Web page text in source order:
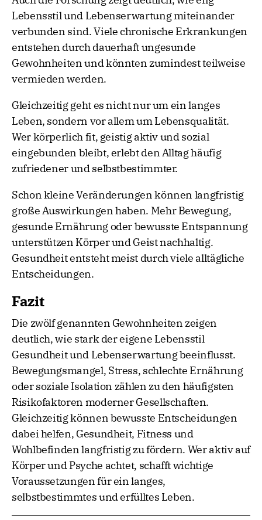
Lebensstil und Lebenserwartung miteinander
verbunden sind. Viele chronische Erkrankungen
entstehen durch dauerhaft ungesunde
Gewohnheiten und könnten zumindest teilweise
vermieden werden.
Gleichzeitig geht es nicht nur um ein langes
Leben, sondern vor allem um Lebensqualität.
Wer körperlich fit, geistig aktiv und sozial
eingebunden bleibt, erlebt den Alltag häufig
zufriedener und selbstbestimmter.
Schon kleine Veränderungen können langfristig
große Auswirkungen haben. Mehr Bewegung,
gesunde Ernährung oder bewusste Entspannung
unterstützen Körper und Geist nachhaltig.
Gesundheit entsteht meist durch viele alltägliche
Entscheidungen.
Fazit
Die zwölf genannten Gewohnheiten zeigen
deutlich, wie stark der eigene Lebensstil
Gesundheit und Lebenserwartung beeinflusst.
Bewegungsmangel, Stress, schlechte Ernährung
oder soziale Isolation zählen zu den häufigsten
Risikofaktoren moderner Gesellschaften.
Gleichzeitig können bewusste Entscheidungen
dabei helfen, Gesundheit, Fitness und
Wohlbefinden langfristig zu fördern. Wer aktiv auf
Körper und Psyche achtet, schafft wichtige
Voraussetzungen für ein langes,
selbstbestimmtes und erfülltes Leben.